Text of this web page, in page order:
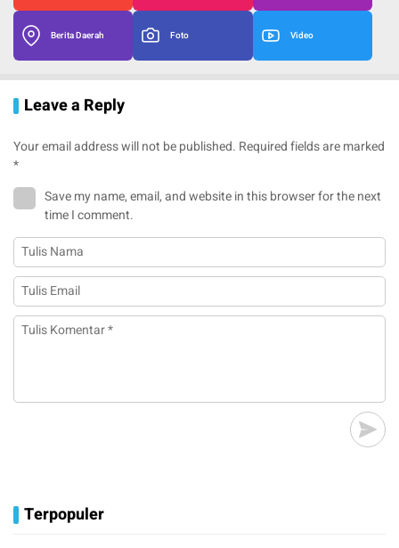
Berita Daerah Foto Video
Leave a Reply
Your email address will not be published. Required fields are marked
*
Save my name, email, and website in this browser for the next
time I comment.
Terpopuler